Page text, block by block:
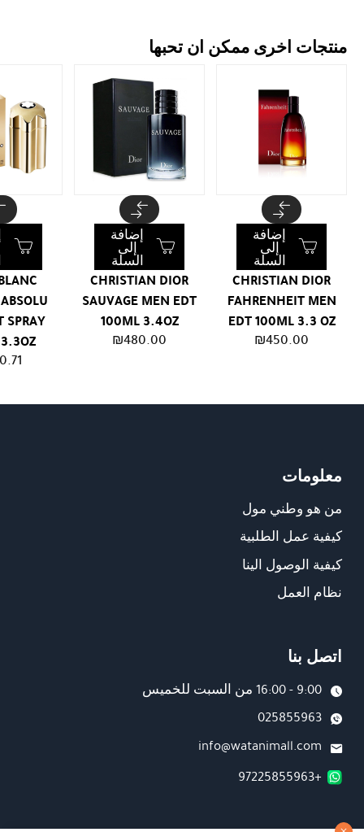
منتجات اخرى ممكن ان تحبها
CHRISTIAN DIOR
FAHRENHEIT MEN
EDT 100ML 3.3 OZ
₪450.00
إضافة
إلى
السلة
CHRISTIAN DIOR
SAUVAGE MEN EDT
100ML 3.4OZ
₪480.00
إضافة
إلى
السلة
SPRAY
معلومات
من هو وطني مول
كيفية عمل الطلبية
كيفية الوصول الينا
نظام العمل
اتصل بنا
9:00 - 16:00 من السبت للخميس
025855963
info@watanimall.com
+97225855963